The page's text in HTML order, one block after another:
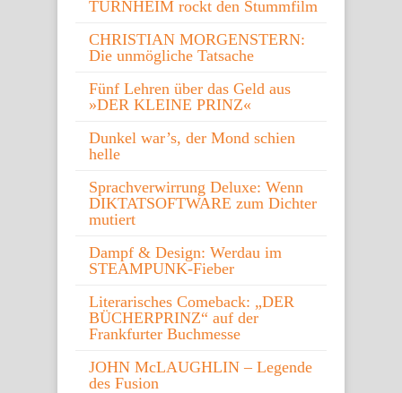
TURNHEIM rockt den Stummfilm
CHRISTIAN MORGENSTERN:
Die unmögliche Tatsache
Fünf Lehren über das Geld aus
»DER KLEINE PRINZ«
Dunkel war’s, der Mond schien
helle
Sprachverwirrung Deluxe: Wenn
DIKTATSOFTWARE zum Dichter
mutiert
Dampf & Design: Werdau im
STEAMPUNK-Fieber
Literarisches Comeback: „DER
BÜCHERPRINZ“ auf der
Frankfurter Buchmesse
JOHN McLAUGHLIN – Legende
des Fusion